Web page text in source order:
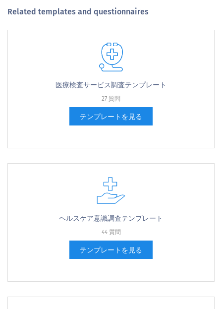
Related templates and questionnaires
医療検査サービス調査テンプレート
27 質問
テンプレートを見る
ヘルスケア意識調査テンプレート
44 質問
テンプレートを見る